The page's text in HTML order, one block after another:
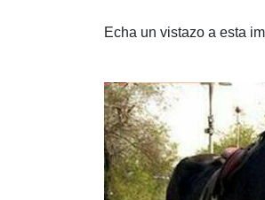
Echa un vistazo a esta